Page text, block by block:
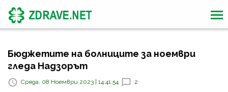
Бюджетите на болниците за ноември
гледа Надзорът
Сряда, 08 Ноември 2023 | 14:41:54 2